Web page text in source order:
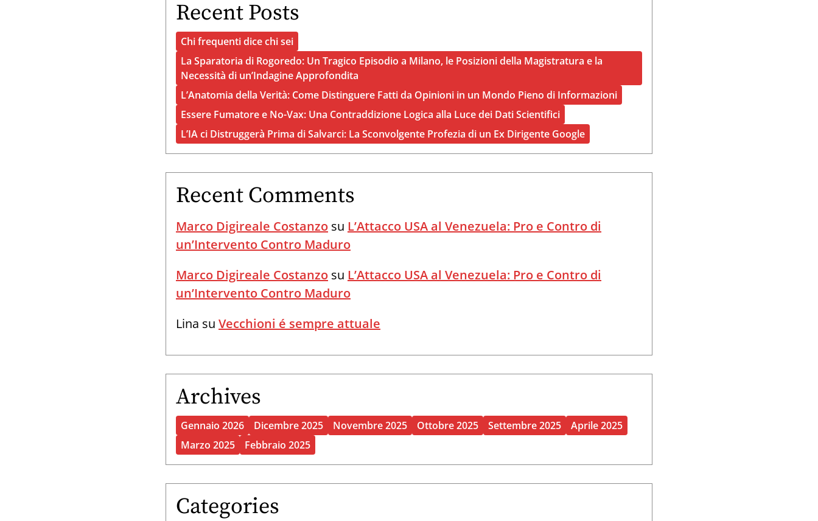
Recent Posts
Chi frequenti dice chi sei
La Sparatoria di Rogoredo: Un Tragico Episodio a Milano, le Posizioni della Magistratura e la
Necessità di un’Indagine Approfondita
L’Anatomia della Verità: Come Distinguere Fatti da Opinioni in un Mondo Pieno di Informazioni
Essere Fumatore e No-Vax: Una Contraddizione Logica alla Luce dei Dati Scientifici
L’IA ci Distruggerà Prima di Salvarci: La Sconvolgente Profezia di un Ex Dirigente Google
Recent Comments
Marco Digireale Costanzo su L’Attacco USA al Venezuela: Pro e Contro di
un’Intervento Contro Maduro
Marco Digireale Costanzo su L’Attacco USA al Venezuela: Pro e Contro di
un’Intervento Contro Maduro
Lina su Vecchioni é sempre attuale
Archives
Gennaio 2026 Dicembre 2025 Novembre 2025 Ottobre 2025 Settembre 2025
Aprile 2025
Marzo 2025
Febbraio 2025
Categories